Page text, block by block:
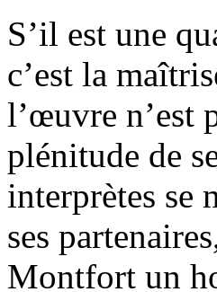
S’il est une
c’est la
l’œuvre n’est
plénitude de
interprètes se
ses
Montfort un